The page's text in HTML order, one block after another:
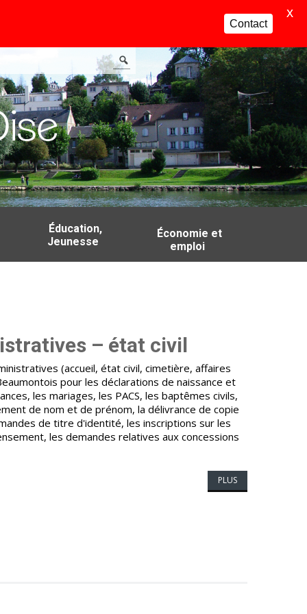
Éducation,
Jeunesse
Économie et
emploi
– état civil
(accueil, état civil, cimetière, affaires
pour les déclarations de naissance et
les mariages, les PACS, les baptêmes civils,
de nom et de prénom, la délivrance de copie
de titre d'identité, les inscriptions sur les
les demandes relatives aux concessions
PLUS
Contact
X